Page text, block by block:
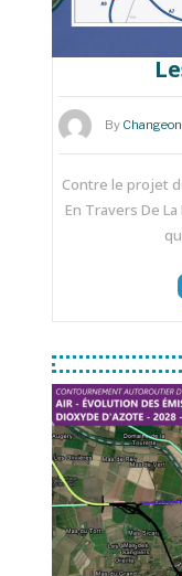
By
Contre le projet
En Travers De